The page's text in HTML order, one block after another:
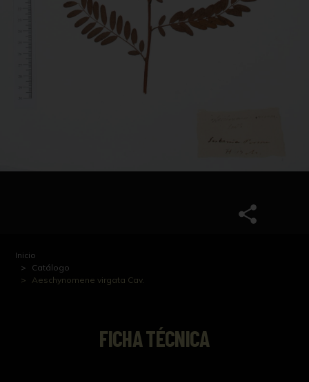
Inicio
Catálogo
Aeschynomene virgata Cav.
FICHA TÉCNICA